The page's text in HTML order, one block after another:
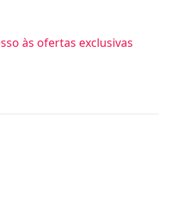
às ofertas exclusivas